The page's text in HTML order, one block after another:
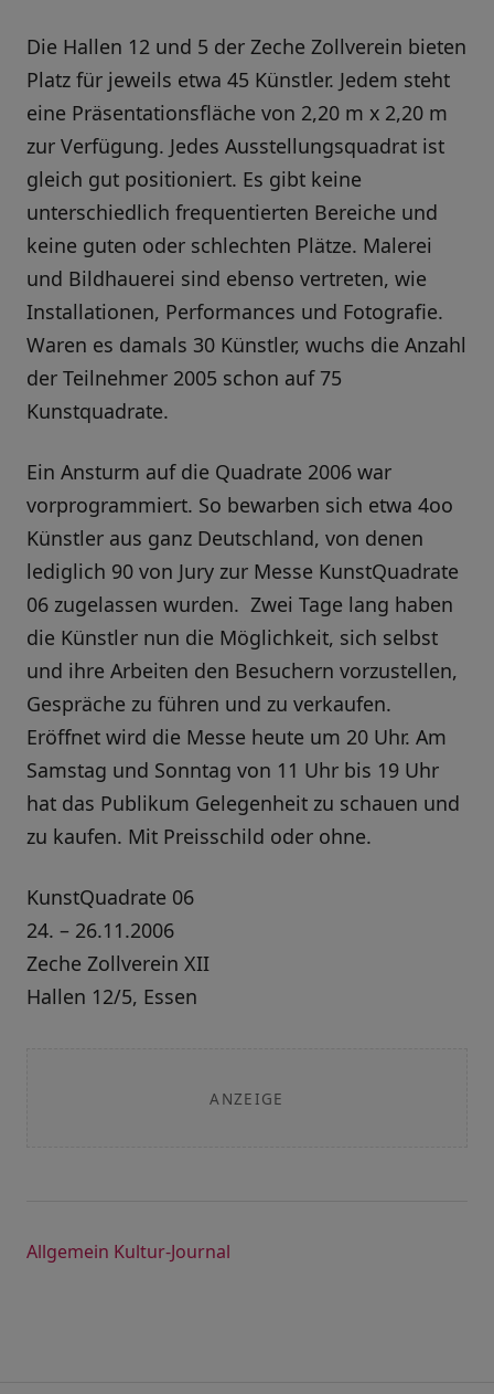
Die Hallen 12 und 5 der Zeche Zollverein bieten
Platz für jeweils etwa 45 Künstler. Jedem steht
eine Präsentationsfläche von 2,20 m x 2,20 m
zur Verfügung. Jedes Ausstellungsquadrat ist
gleich gut positioniert. Es gibt keine
unterschiedlich frequentierten Bereiche und
keine guten oder schlechten Plätze. Malerei
und Bildhauerei sind ebenso vertreten, wie
Installationen, Performances und Fotografie.
Waren es damals 30 Künstler, wuchs die Anzahl
der Teilnehmer 2005 schon auf 75
Kunstquadrate.
Ein Ansturm auf die Quadrate 2006 war
vorprogrammiert. So bewarben sich etwa 4oo
Künstler aus ganz Deutschland, von denen
lediglich 90 von Jury zur Messe KunstQuadrate
06 zugelassen wurden. Zwei Tage lang haben
die Künstler nun die Möglichkeit, sich selbst
und ihre Arbeiten den Besuchern vorzustellen,
Gespräche zu führen und zu verkaufen.
Eröffnet wird die Messe heute um 20 Uhr. Am
Samstag und Sonntag von 11 Uhr bis 19 Uhr
hat das Publikum Gelegenheit zu schauen und
zu kaufen. Mit Preisschild oder ohne.
KunstQuadrate 06
24. – 26.11.2006
Zeche Zollverein XII
Hallen 12/5, Essen
ANZEIGE
Allgemein Kultur-Journal